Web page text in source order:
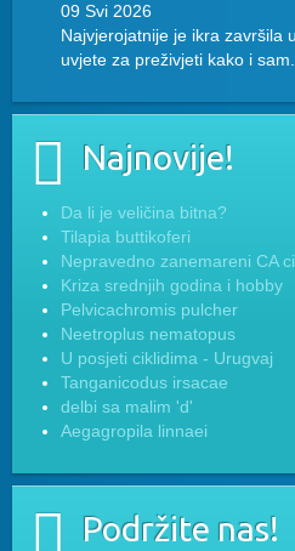
09 Svi 2026
Najvjerojatnije je ikra završila
uvjete za preživjeti kako i sam...
Najnovije!
Da li je veličina bitna?
Tilapia buttikoferi
Nepravedno zanemareni CA
Kriza srednjih godina i hobby
Pelvicachromis pulcher
Neetroplus nematopus
U posjeti ciklidima - Urugvaj
Tanganicodus irsacae
delbi sa malim 'd'
Aegagropila linnaei
Podržite nas!